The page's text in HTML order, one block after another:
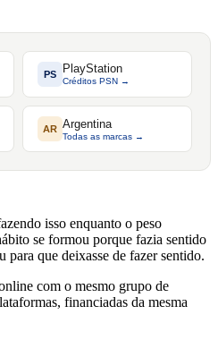
PS PlayStation
Créditos PSN →
AR Argentina
Todas as marcas →
isso enquanto o peso
se formou porque fazia sentido
para que deixasse de fazer sentido.
com o mesmo grupo de
financiadas da mesma